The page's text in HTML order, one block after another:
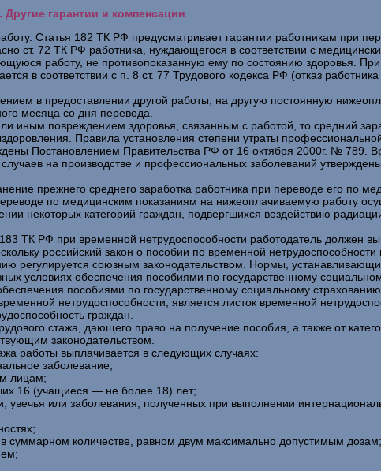
Другие гарантии и компенсации
Статья 182 ТК РФ предусматривает гарантии работникам при
ст. 72 ТК РФ работника, нуждающегося в соответствии с
работу, не противопоказанную ему по состоянию здоровья.
в соответствии с п. 8 ст. 77 Трудового кодекса РФ (отказ
в предоставлении другой работы, на другую постоянную
месяца со дня перевода.
повреждением здоровья, связанным с работой, то средний
Правила установления степени утраты
Постановлением Правительства РФ от 16 октября 2000г. № 789.
на производстве и профессиональных заболеваний
прежнего среднего заработка работника при переводе его по
по медицинским показаниям на нижеоплачиваемую работу
некоторых категорий граждан, подвергшихся воздействию
ТК РФ при временной нетрудоспособности работодатель должен
российский закон о пособии по временной
регулируется союзным законодательством. Нормы,
условиях обеспечения пособиями по государственному
пособиями по государственному социальному страхованию.
нетрудоспособности, является листок временной
граждан.
стажа, дающего право на получение пособия, а также от
законодательством.
работы выплачивается в следующих случаях:
заболевание;
лицам;
16 (учащиеся — не более 18) лет;
увечья или заболевания, полученных при выполнении
суммарном количестве, равном двум максимально допустимым дозам;